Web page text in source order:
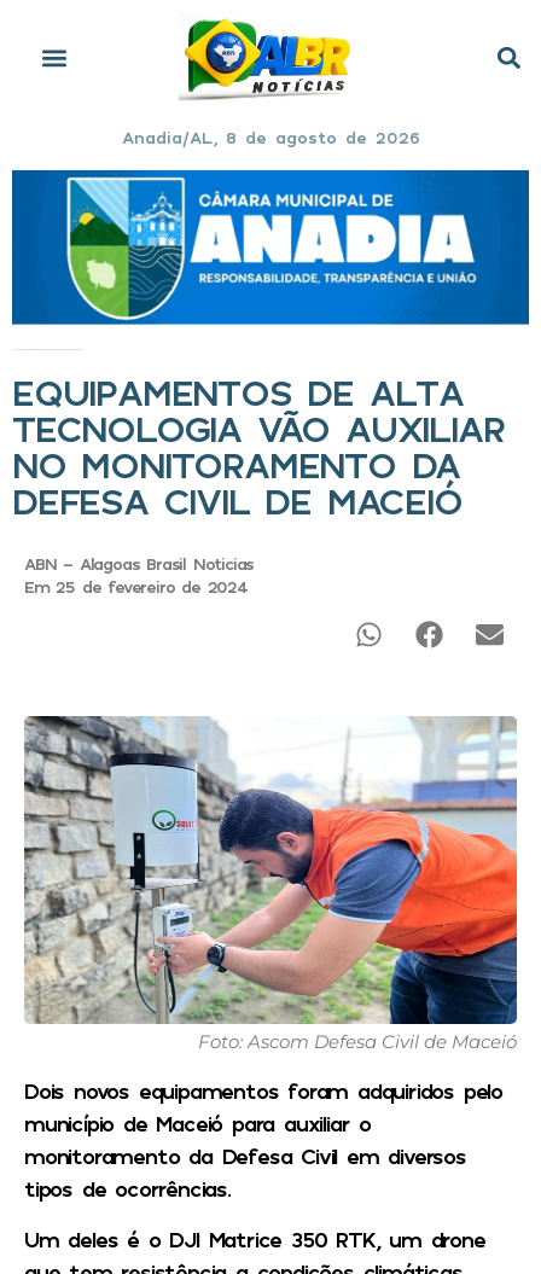
Anadia/AL, 8 de agosto de 2026
EQUIPAMENTOS DE ALTA
TECNOLOGIA VÃO AUXILIAR
NO MONITORAMENTO DA
DEFESA CIVIL DE MACEIÓ
ABN - Alagoas Brasil Noticias
Em 25 de fevereiro de 2024
Foto: Ascom Defesa Civil de Maceió
Dois novos equipamentos foram adquiridos pelo
município de Maceió para auxiliar o
monitoramento da Defesa Civil em diversos
tipos de ocorrências.
Um deles é o DJI Matrice 350 RTK, um drone